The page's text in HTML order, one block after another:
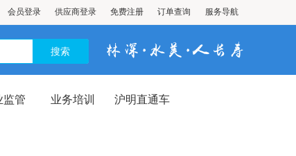
会员登录 供应商登录 免费注册 订单查询 服务导航
监管 业务培训 沪明直通车